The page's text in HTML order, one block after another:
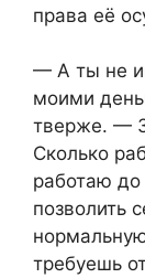
права её
— А ты не
моими
тверже. —
Сколько
работаю
позволить
требуешь